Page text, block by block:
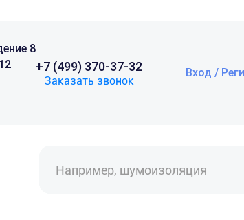
8
+7 (499) 370-37-32
Заказать звонок
Вход /